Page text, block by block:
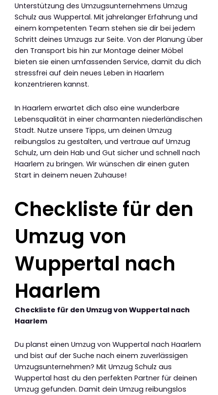
Unterstützung des Umzugsunternehmens Umzug
Schulz aus Wuppertal. Mit jahrelanger Erfahrung und
einem kompetenten Team stehen sie dir bei jedem
Schritt deines Umzugs zur Seite. Von der Planung über
den Transport bis hin zur Montage deiner Möbel
bieten sie einen umfassenden Service, damit du dich
stressfrei auf dein neues Leben in Haarlem
konzentrieren kannst.
In Haarlem erwartet dich also eine wunderbare
Lebensqualität in einer charmanten niederländischen
Stadt. Nutze unsere Tipps, um deinen Umzug
reibungslos zu gestalten, und vertraue auf Umzug
Schulz, um dein Hab und Gut sicher und schnell nach
Haarlem zu bringen. Wir wünschen dir einen guten
Start in deinem neuen Zuhause!
Checkliste für den
Umzug von
Wuppertal nach
Haarlem
Checkliste für den Umzug von Wuppertal nach
Haarlem
Du planst einen Umzug von Wuppertal nach Haarlem
und bist auf der Suche nach einem zuverlässigen
Umzugsunternehmen? Mit Umzug Schulz aus
Wuppertal hast du den perfekten Partner für deinen
Umzug gefunden. Damit dein Umzug reibungslos